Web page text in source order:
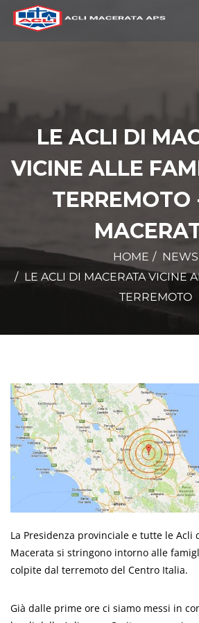
LE ACLI DI
VICINE ALLE
TERREMOTO
HOME
NEWS
LE ACLI DI MACERATA VICINE
TERREMOTO
La Presidenza provinciale e tutte le Acli
Macerata si stringono intorno alle
colpite dal terremoto del Centro Italia.
Già dalle prime ore ci siamo messi in